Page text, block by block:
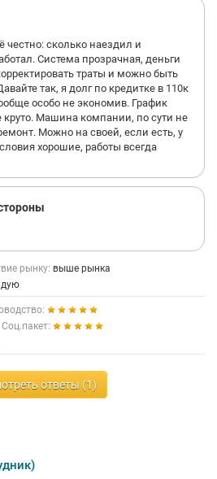
честно: сколько наездил и
Система прозрачная, деньги
траты и можно быть
так, я долг по кредитке в 110к
особо не экономив. График
круто. Машина компании, по сути не
Можно на своей, если есть, у
хорошие, работы всегда
рынку: выше рынка
Соц.пакет:
ответы (1)